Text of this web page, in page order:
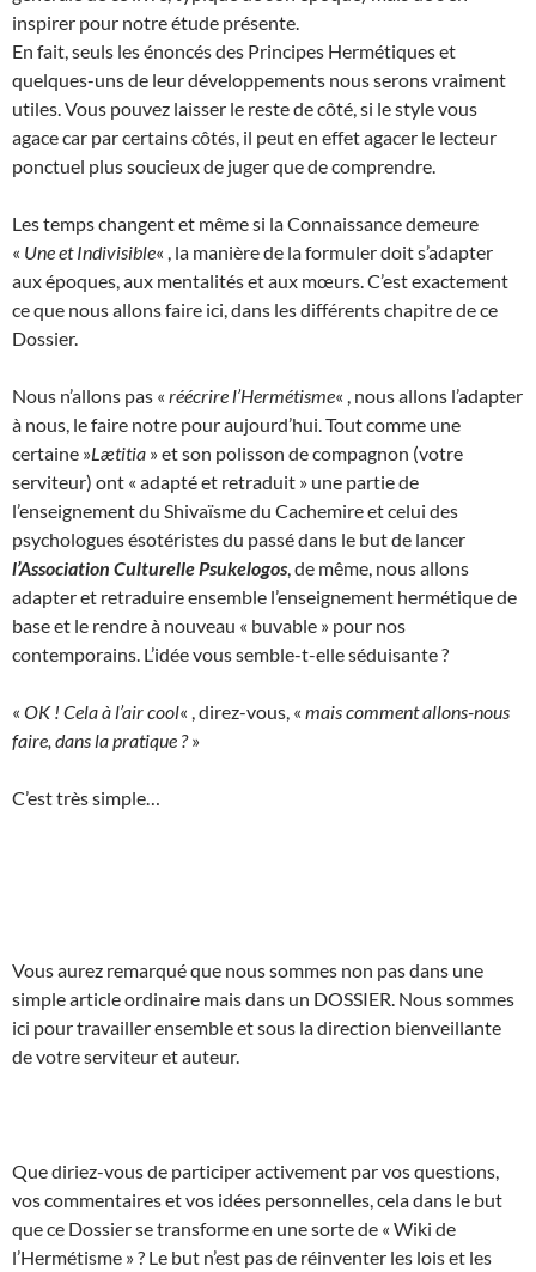
inspirer pour notre étude présente.
En fait, seuls les énoncés des Principes Hermétiques et
quelques-uns de leur développements nous serons vraiment
utiles. Vous pouvez laisser le reste de côté, si le style vous
agace car par certains côtés, il peut en effet agacer le lecteur
ponctuel plus soucieux de juger que de comprendre.
Les temps changent et même si la Connaissance demeure
« Une et Indivisible« , la manière de la formuler doit s’adapter
aux époques, aux mentalités et aux mœurs. C’est exactement
ce que nous allons faire ici, dans les différents chapitre de ce
Dossier.
Nous n’allons pas « réécrire l’Hermétisme« , nous allons l’adapter
à nous, le faire notre pour aujourd’hui. Tout comme une
certaine »Lætitia » et son polisson de compagnon (votre
serviteur) ont « adapté et retraduit » une partie de
l’enseignement du Shivaïsme du Cachemire et celui des
psychologues ésotéristes du passé dans le but de lancer
l’Association Culturelle Psukelogos , de même, nous allons
adapter et retraduire ensemble l’enseignement hermétique de
base et le rendre à nouveau « buvable » pour nos
contemporains. L’idée vous semble-t-elle séduisante ?
« OK ! Cela à l’air cool« , direz-vous, « mais comment allons-nous
faire, dans la pratique ?»
C’est très simple…
Vous aurez remarqué que nous sommes non pas dans une
simple article ordinaire mais dans un DOSSIER. Nous sommes
ici pour travailler ensemble et sous la direction bienveillante
de votre serviteur et auteur.
Que diriez-vous de participer activement par vos questions,
vos commentaires et vos idées personnelles, cela dans le but
que ce Dossier se transforme en une sorte de « Wiki de
l’Hermétisme » ? Le but n’est pas de réinventer les lois et les